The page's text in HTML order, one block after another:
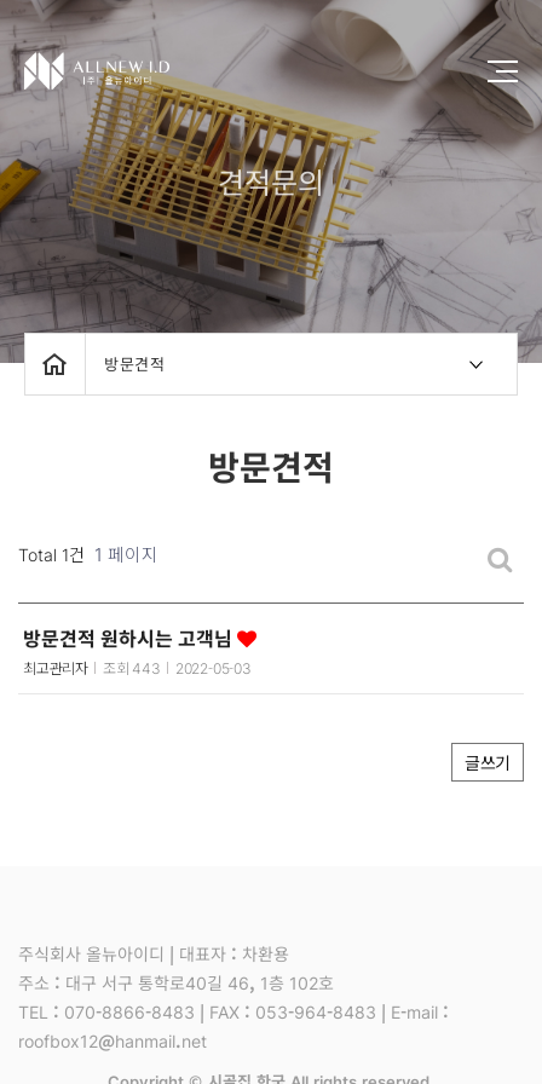
견적문의
방문견적
방문견적
Total 1건 1 페이지
방문견적 원하시는 고객님
최고관리자 조회 443 2022-05-03
글쓰기
주식회사 올뉴아이디 | 대표자 : 차환용
주소 : 대구 서구 통학로40길 46, 1층 102호
TEL : 070-8866-8483 | FAX : 053-964-8483 | E-mail :
roofbox12@hanmail.net